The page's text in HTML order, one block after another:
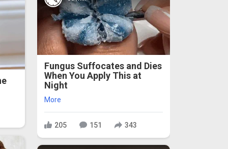
Fungus Suffocates and Dies
When You Apply This at
Night
More
205 151 343